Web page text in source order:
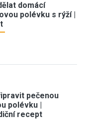
domácí
polévku s rýží |
pečenou
polévku |
recept